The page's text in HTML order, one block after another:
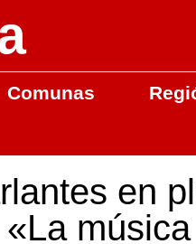
Comunas
en